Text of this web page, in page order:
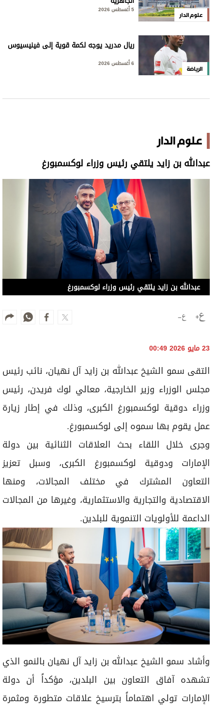
علوم الدار
5 أغسطس 2026
الرياضة
ريال مدريد يوجه لكمة قوية إلى فينيسيوس
علوم الدار
عبدالله بن زايد يلتقي رئيس وزراء لوكسمبورغ
عبدالله بن زايد يلتقي رئيس وزراء لوكسمبورغ
23 مايو 2026 00:49
التقى سمو الشيخ عبدالله بن زايد آل نهيان، نائب رئيس
مجلس الوزراء وزير الخارجية، معالي لوك فريدن، رئيس
وزراء دوقية لوكسمبورغ الكبرى، وذلك في إطار زيارة
عمل يقوم بها سموه إلى لوكسمبورغ.
وجرى خلال اللقاء بحث العلاقات الثنائية بين دولة
الإمارات ودوقية لوكسمبورغ الكبرى، وسبل تعزيز
التعاون المشترك في مختلف المجالات، ومنها
الاقتصادية والتجارية والاستثمارية، وغيرها من المجالات
الداعمة للأولويات التنموية للبلدين.
وأشاد سمو الشيخ عبدالله بن زايد آل نهيان بالنمو الذي
تشهده آفاق التعاون بين البلدين، مؤكداً أن دولة
الإمارات تولي اهتماماً بترسيخ علاقات متطورة ومثمرة